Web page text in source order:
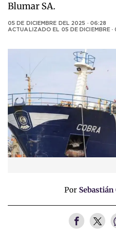
Blumar SA.
05 DE DICIEMBRE DEL 2025 · 06:28
ACTUALIZADO EL 05 DE DICIEMBRE ·
Por